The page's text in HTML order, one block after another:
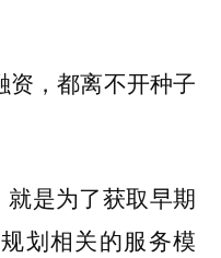
资，都离不开种子
就是为了获取早期
划相关的服务模